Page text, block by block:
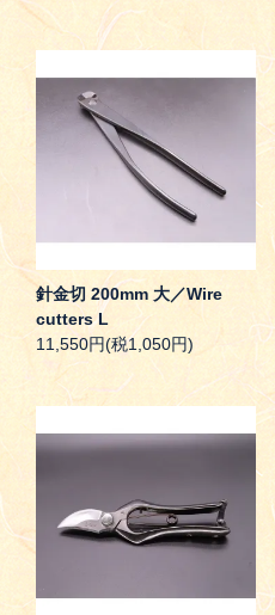
針金切 200mm 大／Wire
cutters L
11,550円(税1,050円)